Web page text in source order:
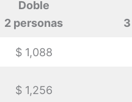
Doble
2 personas
$ 1,088
$ 1,256